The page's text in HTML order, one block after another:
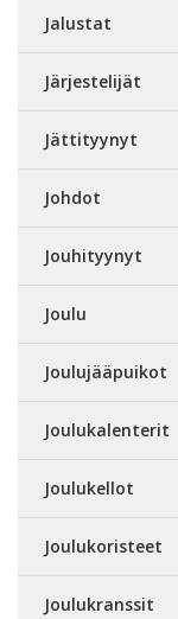
Jalustat
Järjestelijät
Jättityynyt
Johdot
Jouhityynyt
Joulu
Joulujääpuikot
Joulukalenterit
Joulukellot
Joulukoristeet
Joulukranssit